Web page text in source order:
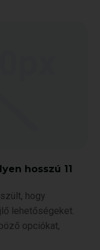
hosszú 11
hogy
lehetőségeket.
opciókat,